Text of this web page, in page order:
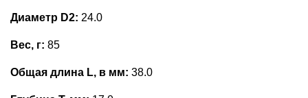
Диаметр D2: 24.0
Вес, г: 85
Общая длина L, в мм: 38.0